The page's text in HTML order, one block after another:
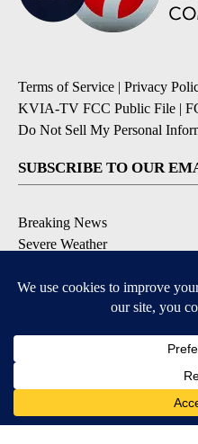
Terms of Service | Privacy
KVIA-TV FCC Public File |
Do Not Sell My Personal
SUBSCRIBE TO OUR
Breaking News
Severe Weather
Daily Weather Forecast
DOWNLOAD OUR APPS
Available for